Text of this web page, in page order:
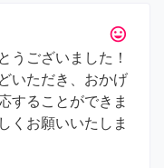
tag_faces
うございました！
いただき、おかげ
することができま
くお願いいたしま